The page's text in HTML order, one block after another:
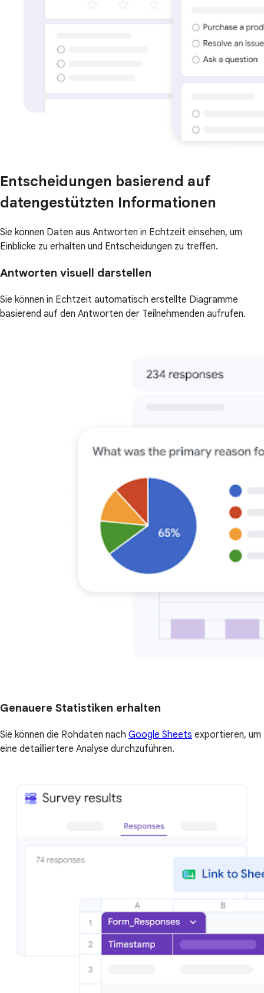
Entscheidungen basierend auf
datengestützten Informationen
Sie können Daten aus Antworten in Echtzeit einsehen, um
Einblicke zu erhalten und Entscheidungen zu treffen.
Antworten visuell darstellen
Sie können in Echtzeit automatisch erstellte Diagramme
basierend auf den Antworten der Teilnehmenden aufrufen.
Genauere Statistiken erhalten
Sie können die Rohdaten nach Google Sheets exportieren, um
eine detailliertere Analyse durchzuführen.